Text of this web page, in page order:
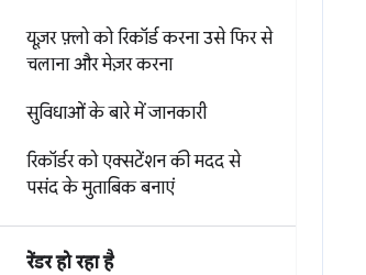
यूज़र फ़्लो को रिकॉर्ड करनाउसे फिर से
चलानाऔर मेज़र करना
सुविधाओं के बारे में जानकारी
रिकॉर्डर को एक्सटेंशन की मदद से
पसंद के मुताबिक बनाएं
रेंडर हो रहा है